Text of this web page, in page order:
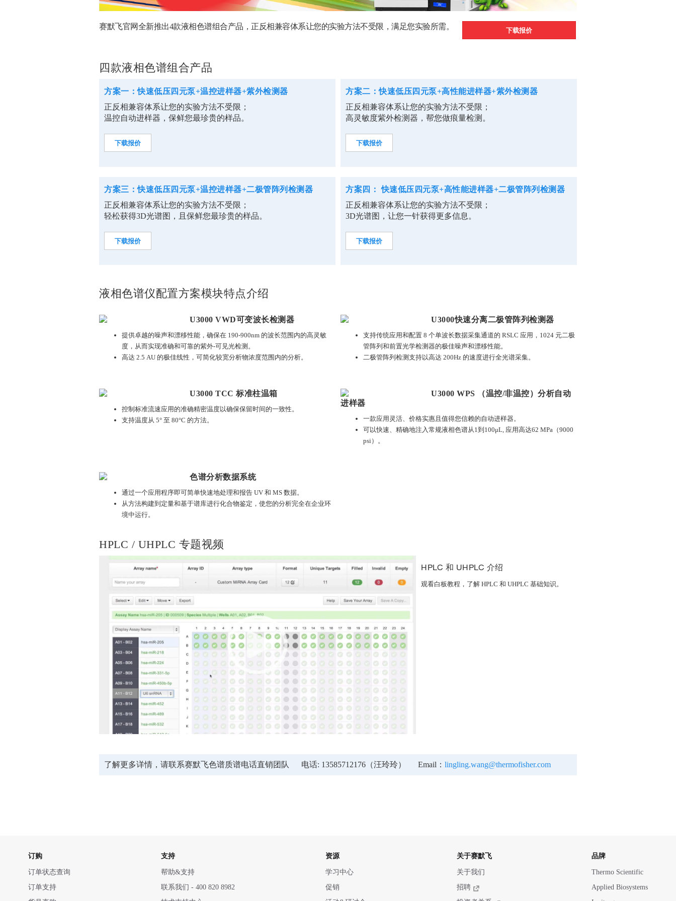
赛默飞官网全新推出4款液相色谱组合产品，正反相兼容体系让您的实验方法不受限，满足您实验所需。 下载报价
四款液相色谱组合产品
方案一：快速低压四元泵+温控进样器+紫外检测器
正反相兼容体系让您的实验方法不受限；
温控自动进样器，保鲜您最珍贵的样品。
下载报价
方案三：快速低压四元泵+温控进样器+二极管阵列检测器
正反相兼容体系让您的实验方法不受限；
轻松获得3D光谱图，且保鲜您最珍贵的样品。
下载报价
方案二：快速低压四元泵+高性能进样器+紫外检测器
正反相兼容体系让您的实验方法不受限；
高灵敏度紫外检测器，帮您做痕量检测。
下载报价
方案四： 快速低压四元泵+高性能进样器+二极管阵列检测器
正反相兼容体系让您的实验方法不受限；
3D光谱图，让您一针获得更多信息。
下载报价
液相色谱仪配置方案模块特点介绍
U3000 VWD可变波长检测器
提供卓越的噪声和漂移性能，确保在 190-900nm 的波长范围内的高灵敏
度，从而实现准确和可靠的紫外-可见光检测。
高达 2.5 AU 的极佳线性，可简化较宽分析物浓度范围内的分析。
U3000快速分离二极管阵列检测器
支持传统应用和配置 8 个单波长数据采集通道的 RSLC 应用，1024 元二极
管阵列和前置光学检测器的极佳噪声和漂移性能。
二极管阵列检测支持以高达 200Hz 的速度进行全光谱采集。
U3000 TCC 标准柱温箱
控制标准流速应用的准确精密温度以确保保留时间的一致性。
支持温度从 5° 至 80°C 的方法。
U3000 WPS （温控/非温控）分析自动
进样器
一款应用灵活、价格实惠且值得您信赖的自动进样器。
可以快速、精确地注入常规液相色谱从1到100μL, 应用高达62 MPa（9000
psi）。
色谱分析数据系统
通过一个应用程序即可简单快速地处理和报告 UV 和 MS 数据。
从方法构建到定量和基于谱库进行化合物鉴定，使您的分析完全在企业环
境中运行。
HPLC / UHPLC 专题视频
HPLC 和 UHPLC 介绍
观看白板教程，了解 HPLC 和 UHPLC 基础知识。
了解更多详情，请联系赛默飞色谱质谱电话直销团队 电话: 13585712176（汪玲玲） Email： lingling.wang@thermofisher.com
订购
订单状态查询
订单支持
支持
帮助&支持
联系我们 - 400 820 8982
资源
学习中心
促销
关于赛默飞
关于我们
招聘
品牌
Thermo Scientific
Applied Biosystems